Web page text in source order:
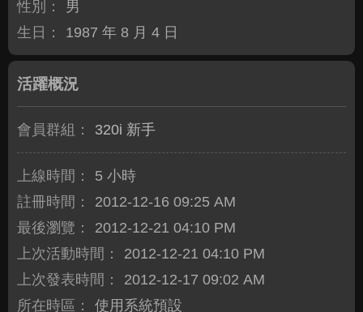
性別：
男
生日：
1987 年 8 月 4 日
活躍概況
會員群組： 320i 新手
上線時間：
5 小時
註冊時間：
2012-12-16 09:25 AM
最後瀏覽：
2012-12-21 04:10 PM
上次活動時間：
2012-12-21 04:10 PM
上次發表時間：
2012-12-17 09:02 AM
所在時區：
使用系統預設